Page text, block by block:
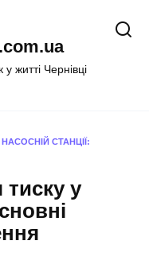
житті Чернівці
СТАНЦІЇ:
у